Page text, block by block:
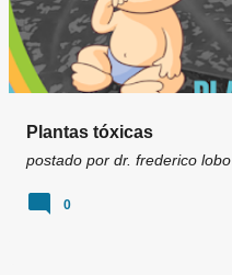
Plantas tóxicas
postado por dr. frederico lobo
0